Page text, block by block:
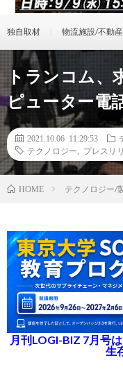
独自取材 物流施設/不動産
トランコム、
ピューター電
2021.10.06 11:29:53
テクノロジー
プレスリ
HOME テクノロジー/
月刊LOGI-BIZ 7月号
生